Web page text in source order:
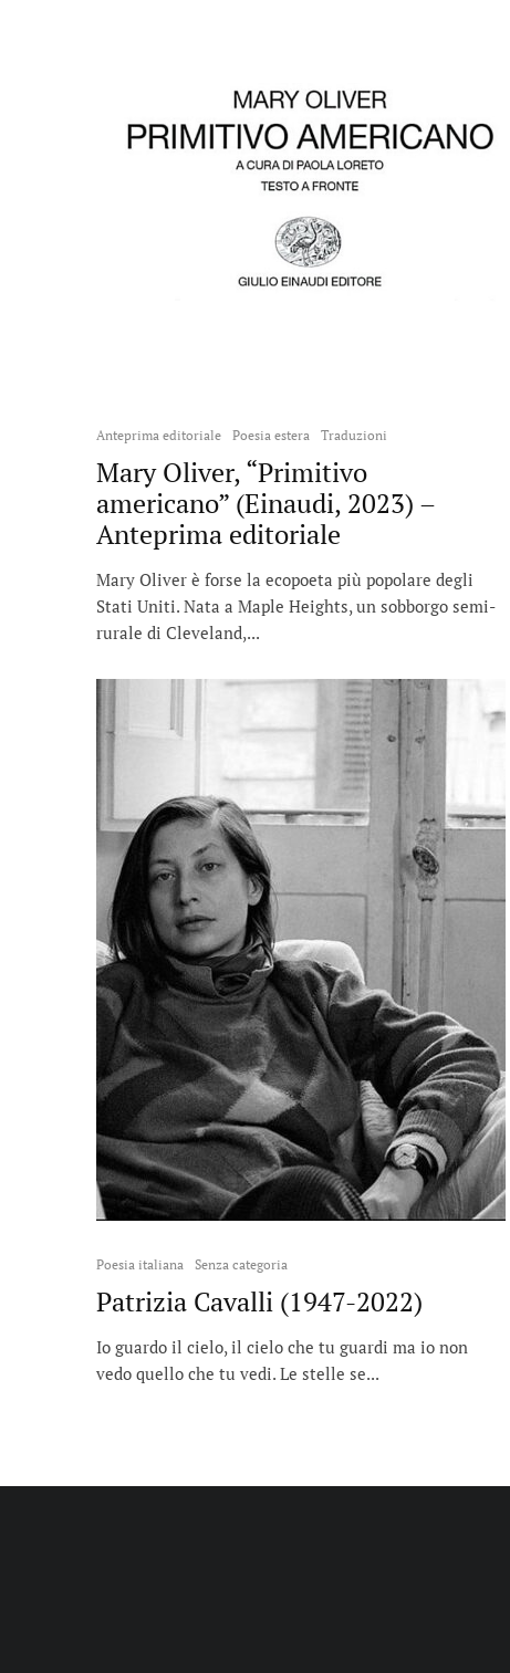
Anteprima editoriale Poesia estera Traduzioni
Mary Oliver, “Primitivo
americano” (Einaudi, 2023) –
Anteprima editoriale
Mary Oliver è forse la ecopoeta più popolare degli
Stati Uniti. Nata a Maple Heights, un sobborgo semi-
rurale di Cleveland,...
Poesia italiana Senza categoria
Patrizia Cavalli (1947-2022)
Io guardo il cielo, il cielo che tu guardi ma io non
vedo quello che tu vedi. Le stelle se...